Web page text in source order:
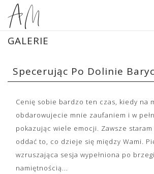
GALERIE
Specerując Po Dolinie
Cenię sobie bardzo ten czas, kiedy na
obdarowujecie mnie zaufaniem i w
pokazując wiele emocji. Zawsze staram
oddać to, co dzieje się między Wami.
wzruszająca sesja wypełniona po
namiętnością...